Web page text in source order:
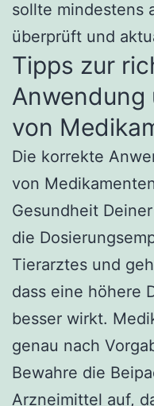
sollte mindestens
überprüft und
Tipps zur
Anwendung
von
Die korrekte
von
Gesundheit
die
Tierarztes und
dass eine höhere
besser wirkt.
genau nach
Bewahre die
Arzneimittel auf,